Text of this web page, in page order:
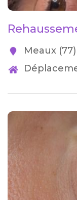
Meaux (77)